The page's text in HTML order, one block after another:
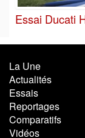
Essai Ducati
La Une
Actualités
Essais
Reportages
Comparatifs
Vidéos